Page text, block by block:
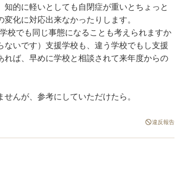
が、私も怒鳴り散ら
し、爆発してしまい
ました。叩きたい衝
動に駆られたので今
一人で違う部屋に離
れています。 視覚優
位なので紙に書いて
ても投げ捨てられま
す。 どうすればいい
ンセラーの先生に月
的に軽いとしても自閉症が重いとちょっと
化に対応出来なかったりします。
校でも同じ事態になることも考えられますか
いです）支援学校も、違う学校でもし支援
ば、早めに学校と相談されて来年度からの
んが、参考にしていただけたら。
違反報告